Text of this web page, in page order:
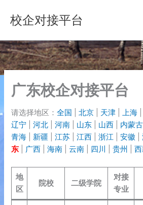
容
校企对接平台
广东校企对接平台
请选择地区：全国 |北京 天津 |上海
辽宁 |河北 |河南 山东 山西 内蒙古
青海
新疆 |江苏 |江西 |浙江 |安徽 |
东
广西 |海南 |云南 四川 |贵州 |
地
区
院校 二级学院
对接
专业